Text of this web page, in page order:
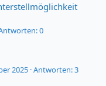
0
2025 Antworten: 3